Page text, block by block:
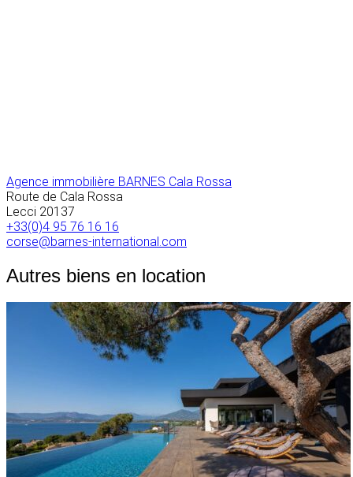
Agence immobilière BARNES Cala Rossa
Route de Cala Rossa
Lecci 20137
+33(0)4 95 76 16 16
corse@barnes-international.com
Autres biens en location